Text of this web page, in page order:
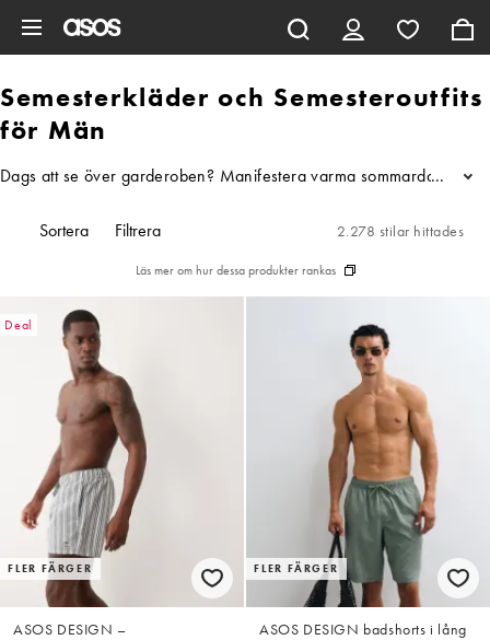
Semesterkläder och Semesteroutfits
för Män
Dags att se över garderoben? Manifestera varma sommardagar
...
Sortera Filtrera 2.278 stilar hittades
Läs mer om hur dessa produkter rankas
Deal
FLER FÄRGER
ASOS DESIGN –
FLER FÄRGER
ASOS DESIGN badshorts i lång